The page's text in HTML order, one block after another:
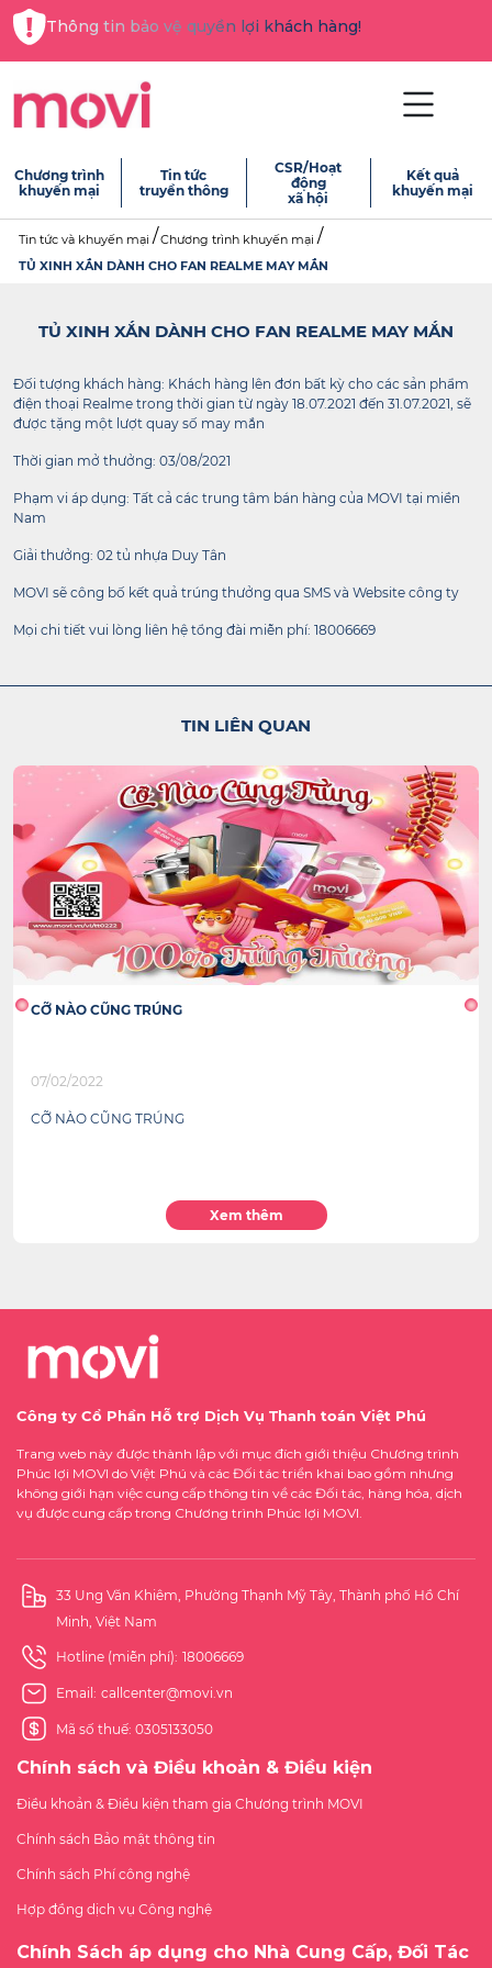
Thông tin bảo vệ quyền lợi khách hàng!
Chương trình
khuyến mại
Tin tức
truyền thông
CSR/Hoạt
động
xã hội
Kết quả
khuyến mại
Tin tức và khuyến mại
Chương trình khuyến mại
TỦ XINH XẮN DÀNH CHO FAN REALME MAY MẮN
TỦ XINH XẮN DÀNH CHO FAN REALME MAY MẮN
Đối tượng khách hàng: Khách hàng lên đơn bất kỳ cho các sản phẩm
điện thoại Realme trong thời gian từ ngày 18.07.2021 đến 31.07.2021, sẽ
được tặng một lượt quay số may mắn
Thời gian mở thưởng: 03/08/2021
Phạm vi áp dụng: Tất cả các trung tâm bán hàng của MOVI tại miền
Nam
Giải thưởng: 02 tủ nhựa Duy Tân
MOVI sẽ công bố kết quả trúng thưởng qua SMS và Website công ty
Mọi chi tiết vui lòng liên hệ tổng đài miễn phí: 18006669
TIN LIÊN QUAN
CỠ NÀO CŨNG TRÚNG
07/02/2022
CỠ NÀO CŨNG TRÚNG
Xem thêm
Công ty Cổ Phần Hỗ trợ Dịch Vụ Thanh toán Việt Phú
Trang web này được thành lập với mục đích giới thiệu Chương trình
Phúc lợi MOVI do Việt Phú và các Đối tác triển khai bao gồm nhưng
không giới hạn việc cung cấp thông tin về các Đối tác, hàng hóa, dịch
vụ được cung cấp trong Chương trình Phúc lợi MOVI.
33 Ung Văn Khiêm, Phường Thạnh Mỹ Tây, Thành phố Hồ Chí
Minh, Việt Nam
Hotline (miễn phí): 18006669
Email: callcenter@movi.vn
Mã số thuế: 0305133050
Chính sách và Điều khoản & Điều kiện
Điều khoản & Điều kiện tham gia Chương trình MOVI
Chính sách Bảo mật thông tin
Chính sách Phí công nghệ
Hợp đồng dịch vụ Công nghệ
Chính Sách áp dụng cho Nhà Cung Cấp, Đối Tác